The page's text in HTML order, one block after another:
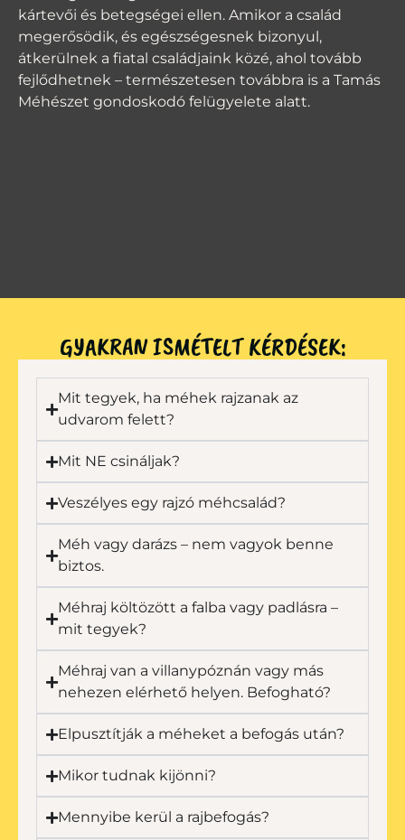
kártevői és betegségei ellen. Amikor a család
megerősödik, és egészségesnek bizonyul,
átkerülnek a fiatal családjaink közé, ahol tovább
fejlődhetnek – természetesen továbbra is a Tamás
Méhészet gondoskodó felügyelete alatt.
GYAKRAN ISMÉTELT KÉRDÉSEK:
Mit tegyek, ha méhek rajzanak az
udvarom felett?
Mit NE csináljak?
Veszélyes egy rajzó méhcsalád?
Méh vagy darázs – nem vagyok benne
biztos.
Méhraj költözött a falba vagy padlásra –
mit tegyek?
Méhraj van a villanypóznán vagy más
nehezen elérhető helyen. Befogható?
Elpusztítják a méheket a befogás után?
Mikor tudnak kijönni?
Mennyibe kerül a rajbefogás?